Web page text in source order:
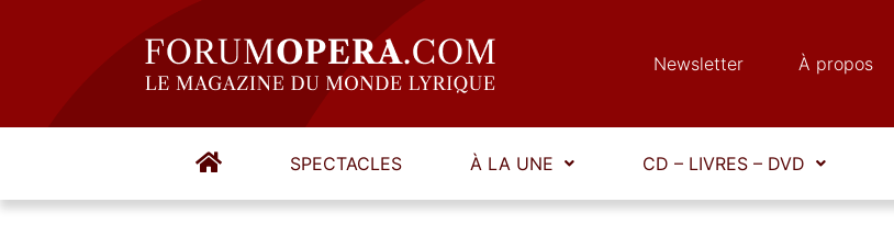
Newsletter À propos
SPECTACLES À LA UNE CD – LIVRES – DVD